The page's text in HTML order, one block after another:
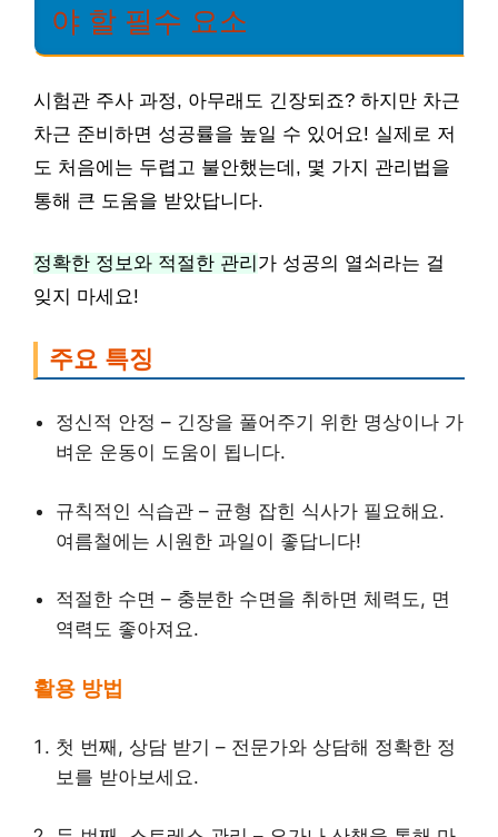
야 할 필수 요소
시험관 주사 과정, 아무래도 긴장되죠? 하지만 차근
차근 준비하면 성공률을 높일 수 있어요! 실제로 저
도 처음에는 두렵고 불안했는데, 몇 가지 관리법을
통해 큰 도움을 받았답니다.
정확한 정보와 적절한 관리 가 성공의 열쇠라는 걸
잊지 마세요!
주요 특징
정신적 안정 – 긴장을 풀어주기 위한 명상이나 가
벼운 운동이 도움이 됩니다.
규칙적인 식습관 – 균형 잡힌 식사가 필요해요.
여름철에는 시원한 과일이 좋답니다!
적절한 수면 – 충분한 수면을 취하면 체력도, 면
역력도 좋아져요.
활용 방법
첫 번째, 상담 받기 – 전문가와 상담해 정확한 정
보를 받아보세요.